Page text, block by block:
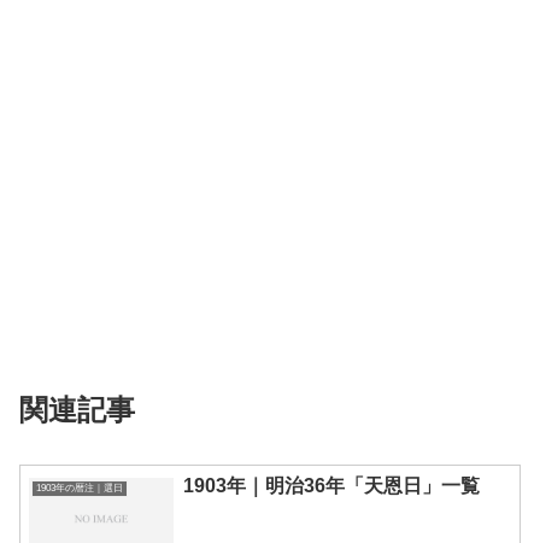
関連記事
1903年の暦注｜選日 1903年｜明治36年「天恩日」一覧